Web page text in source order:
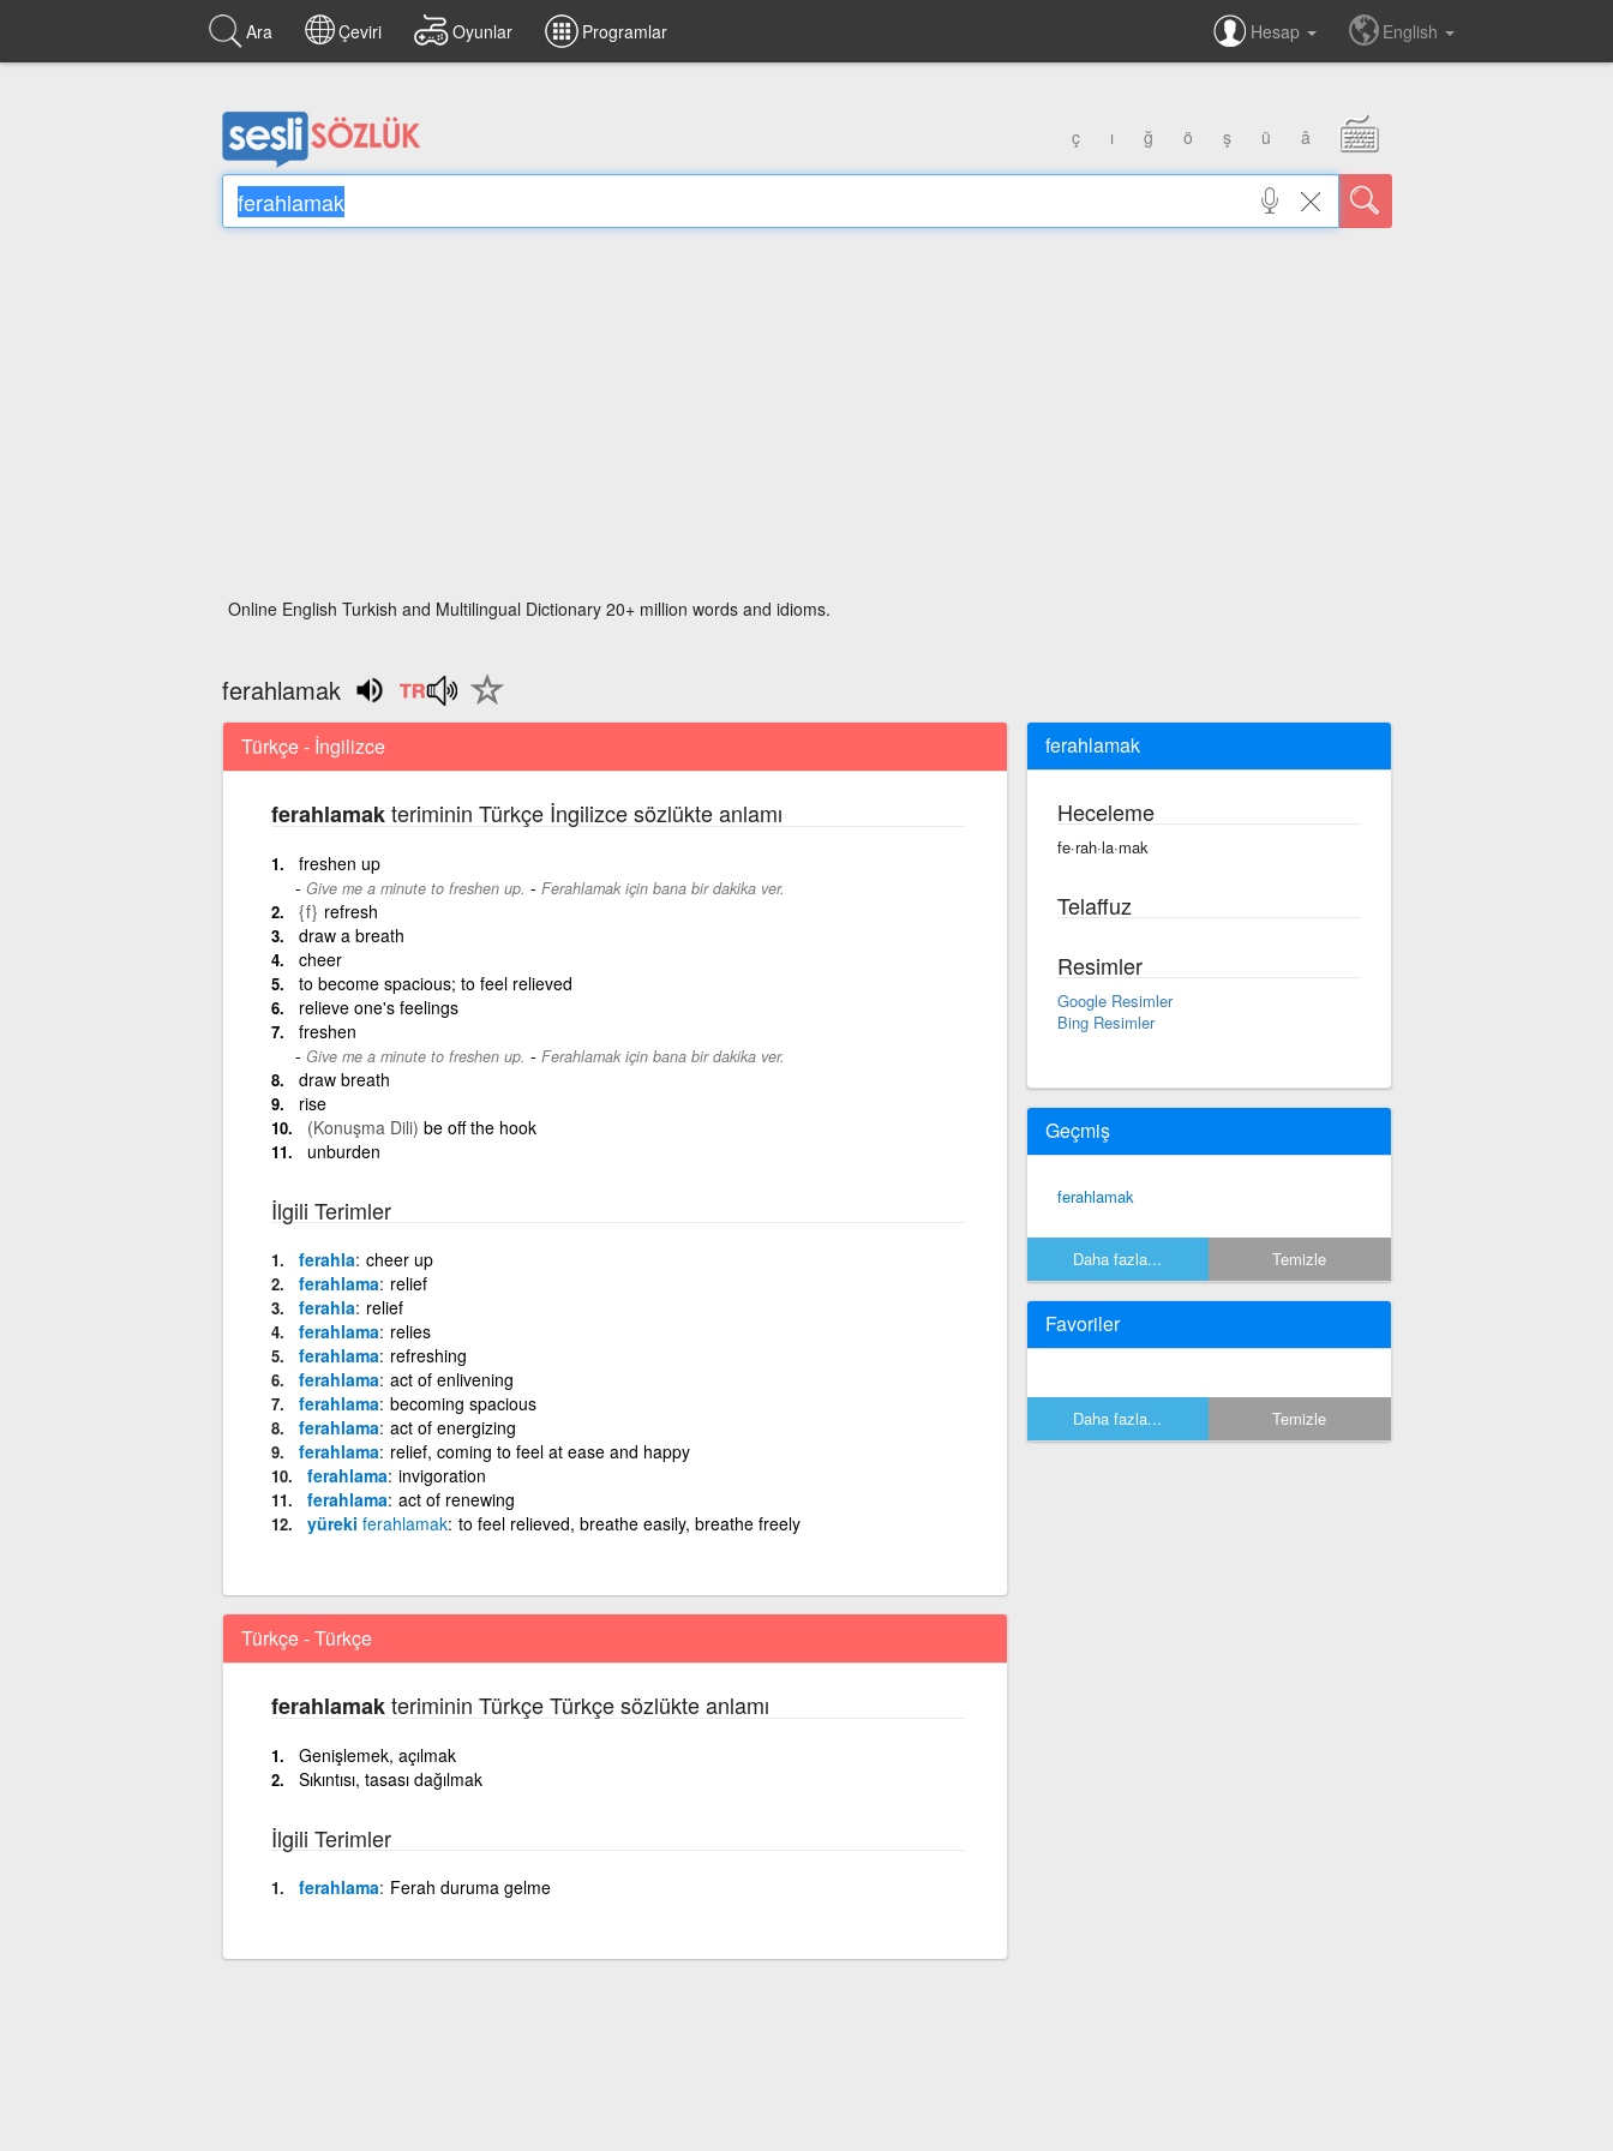
Ara Çeviri Oyunlar Programlar Hesap English
ç ı ğ ö ş ü â
Online English Turkish and Multilingual Dictionary 20+ million words and idioms.
ferahlamak
Türkçe - İngilizce
ferahlamakteriminin Türkçe İngilizce sözlükte anlamı
freshen up
Give me a minute to freshen up. - Ferahlamak için bana bir dakika ver.
{f} refresh
draw a breath
cheer
to become spacious; to feel relieved
relieve one's feelings
freshen
Give me a minute to freshen up. - Ferahlamak için bana bir dakika ver.
draw breath
rise
(Konuşma Dili) be off the hook
unburden
İlgili Terimler
ferahla cheer up
ferahlama relief
ferahla relief
ferahlama relies
ferahlama refreshing
ferahlama act of enlivening
ferahlama becoming spacious
ferahlama act of energizing
ferahlama relief, coming to feel at ease and happy
ferahlama invigoration
ferahlama act of renewing
yüreki ferahlamak to feel relieved, breathe easily, breathe freely
Türkçe - Türkçe
ferahlamakteriminin Türkçe Türkçe sözlükte anlamı
Genişlemek, açılmak
Sıkıntısı, tasası dağılmak
İlgili Terimler
ferahlama Ferah duruma gelme
ferahlamak
Heceleme
fe·rah·la·mak
Telaffuz
Resimler
Google Resimler
Bing Resimler
Geçmiş
ferahlamak
Daha fazla... Temizle
Favoriler
Daha fazla... Temizle